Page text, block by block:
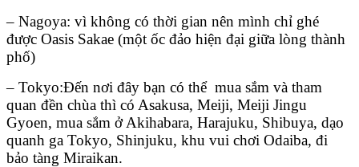
– Nagoya: vì không có thời gian nên mình chỉ ghé
được Oasis Sakae (một ốc đảo hiện đại giữa lòng thành
phố)
– Tokyo:Đến nơi đây bạn có thể mua sắm và tham
quan đền chùa thì có Asakusa, Meiji, Meiji Jingu
Gyoen, mua sắm ở Akihabara, Harajuku, Shibuya, dạo
quanh ga Tokyo, Shinjuku, khu vui chơi Odaiba, đi
bảo tàng Miraikan.